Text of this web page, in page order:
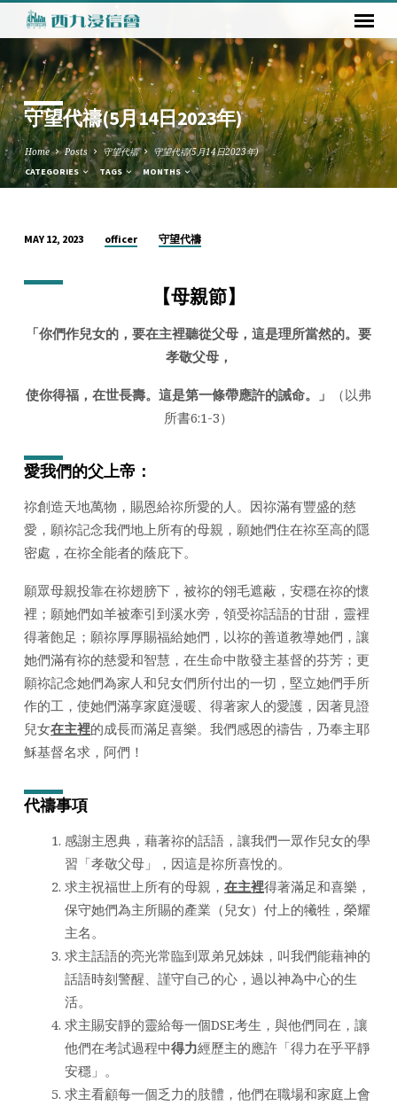
守望代禱(5月14日2023年)
Home Posts 守望代禱 守望代禱(5月14日2023年)
CATEGORIES TAGS MONTHS
望
禱
(5
14
日
年)
MAY 12, 2023 officer 守望代禱
【母親節】
「你們作兒女的，要在主裡聽從父母，這是理所當然的。要
孝敬父母，
使你得福，在世長壽。這是第一條帶應許的誡命。」
（以弗
所書6:1-3）
愛我們的父上帝 ：
祢創造天地萬物，賜恩給祢所愛的人。因祢滿有豐盛的慈
愛，願祢記念我們地上所有的母親，願她們住在祢至高的隱
密處，在祢全能者的蔭庇下。
願眾母親投靠在祢翅膀下，被祢的翎毛遮蔽，安穩在祢的懷
裡；願她們如羊被牽引到溪水旁，領受祢話語的甘甜，靈裡
得著飽足；願祢厚厚賜福給她們，以祢的善道教導她們，讓
她們滿有祢的慈愛和智慧，在生命中散發主基督的芬芳；更
願祢記念她們為家人和兒女們所付出的一切，堅立她們手所
作的工，使她們滿享家庭漫暖、得著家人的愛護，因著見證
兒女在主裡的成長而滿足喜樂。我們感恩的禱告，乃奉主耶
穌基督名求，阿們！
代禱事項
感謝主恩典，藉著祢的話語，讓我們一眾作兒女的學
習「孝敬父母」，因這是祢所喜悅的。
求主祝福世上所有的母親， 在主裡得著滿足和喜樂，
保守她們為主所賜的產業（兒女）付上的犧牲，榮耀
主名。
求主話語的亮光常臨到眾弟兄姊妹，叫我們能藉神的
話語時刻警醒、謹守自己的心，過以神為中心的生
活。
求主賜安靜的靈給每一個DSE考生，與他們同在，讓
他們在考試過程中得力經歷主的應許「得力在乎平靜
安穩」。
求主看顧每一個乏力的肢體，他們在職場和家庭上會